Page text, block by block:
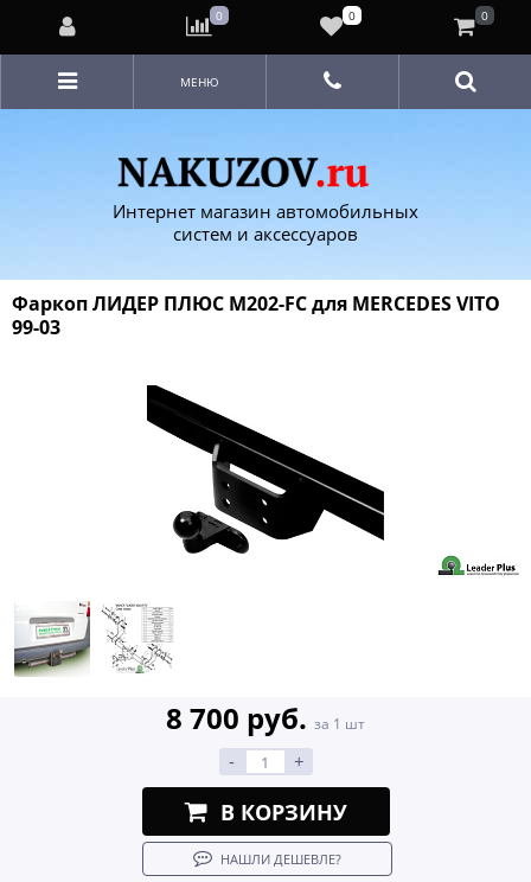
Интернет магазин автомобильных
систем и аксессуаров
МЕНЮ
Фаркоп ЛИДЕР ПЛЮС M202-FC для MERCEDES VITO
99-03
8 700 руб. за 1 шт
- +
В КОРЗИНУ
НАШЛИ ДЕШЕВЛЕ?
0 0 0